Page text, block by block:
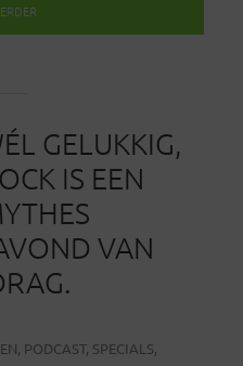
GELUKKIG,
IS EEN
VAN
, PODCAST, SPECIALS,